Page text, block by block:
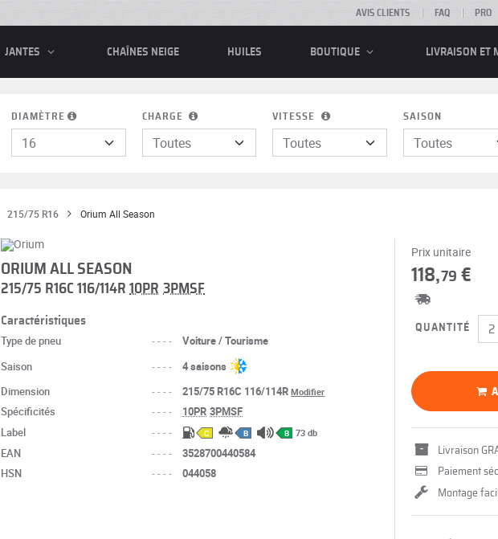
AVIS CLIENTS FAQ PRO
JANTES CHAÎNES NEIGE HUILES BOUTIQUE LIVRAISON ET
DIAMÈTRE CHARGE VITESSE SAISON
215/75 R16 Orium All Season
ORIUM ALL SEASON
215/75 R16C 116/114R10PR 3PMSF
Caractéristiques
Type de pneu ----
Voiture / Tourisme
Saison
----
4 saisons
Dimension
---- 215/75 R16C 116/114RModifier
Spécificités ---- 10PR 3PMSF
Label
---- C B B 73 db
EAN ----
3528700440584
HSN
---- 044058
Prix unitaire
118,79 €
QUANTITÉ
Livraison
Paiement
Montage